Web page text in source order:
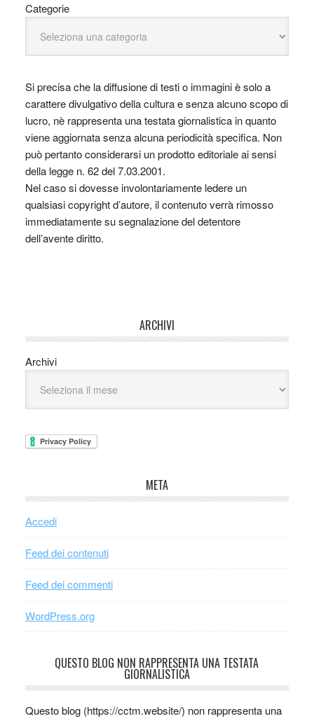
Categorie
Si precisa che la diffusione di testi o immagini è solo a
carattere divulgativo della cultura e senza alcuno scopo di
lucro, nè rappresenta una testata giornalistica in quanto
viene aggiornata senza alcuna periodicità specifica. Non
può pertanto considerarsi un prodotto editoriale ai sensi
della legge n. 62 del 7.03.2001.
Nel caso si dovesse involontariamente ledere un
qualsiasi copyright d’autore, il contenuto verrà rimosso
immediatamente su segnalazione del detentore
dell’avente diritto.
ARCHIVI
Archivi
META
Accedi
Feed dei contenuti
Feed dei commenti
WordPress.org
QUESTO BLOG NON RAPPRESENTA UNA TESTATA
GIORNALISTICA
Questo blog (https://cctm.website/) non rappresenta una